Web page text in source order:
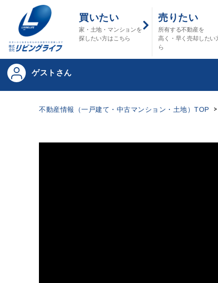
買いたい
家・土地・マンションを
探したい方はこちら
売りたい
所有する不動産を
高く・早く売却したい
ら
ゲストさん
不動産情報（一戸建て・中古マンション・土地）TOP